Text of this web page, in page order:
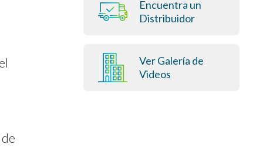
Encuentra un
Distribuidor
Ver Galería de
Videos